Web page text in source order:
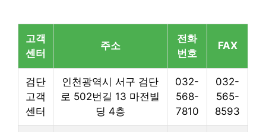
고객
센터
주소
전화
번호
FAX
검단
고객
센터
인천광역시 서구 검단
로 502번길 13 마전빌
딩 4층
032-
568-
7810
032-
565-
8593